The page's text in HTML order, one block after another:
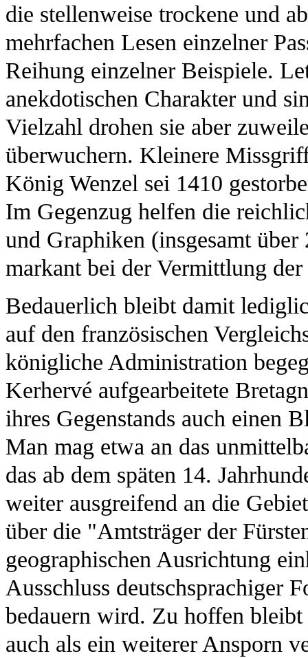
die stellenweise trockene und
mehrfachen Lesen einzelner
Reihung einzelner Beispiele.
anekdotischen Charakter und
Vielzahl drohen sie aber
überwuchern. Kleinere
König Wenzel sei 1410
Im Gegenzug helfen die
und Graphiken (insgesamt
markant bei der Vermittlung
Bedauerlich bleibt damit
auf den französischen
königliche Administration
Kerhervé aufgearbeitete
ihres Gegenstands auch einen
Man mag etwa an das
das ab dem späten 14.
weiter ausgreifend an die
über die "Amtsträger der
geographischen Ausrichtung
Ausschluss deutschsprachiger
bedauern wird. Zu hoffen
auch als ein weiterer Ansporn